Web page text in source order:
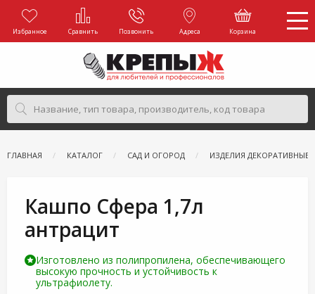
Избранное Сравнить Позвонить Адреса Корзина
ГЛАВНАЯ КАТАЛОГ САД И ОГОРОД ИЗДЕЛИЯ ДЕКОРАТИВНЫЕ
Кашпо Сфера 1,7л
антрацит
Изготовлено из полипропилена, обеспечивающего
высокую прочность и устойчивость к
ультрафиолету.